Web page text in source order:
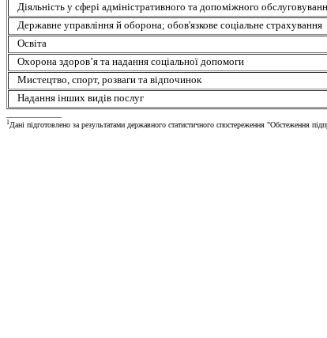
Діяльність у сфері адміністративного та допоміжного
Державне управління й оборона; обов'язкове соціальне страхування
Освіта
Охорона здоров’я та надання соціальної допомоги
Мистецтво, спорт, розваги та відпочинок
Надання інших видів послуг
1 Дані підготовлено за результатами державного статистичного спостереження "Обстеження